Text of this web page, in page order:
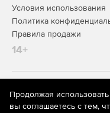
Условия использования
Политика
Правила продажи
14+
На информационном
рекомендательные
предоставления
Продолжая
вы соглашаетесь с тем,